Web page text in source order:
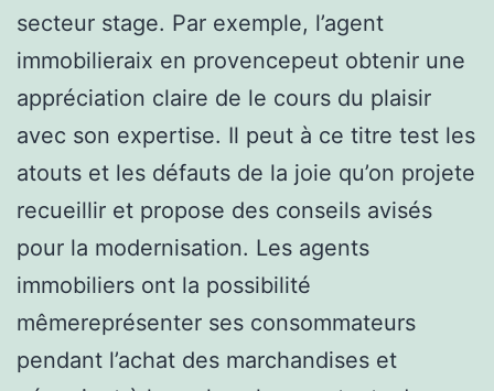
secteur stage. Par exemple, l’agent
immobilieraix en provencepeut obtenir une
appréciation claire de le cours du plaisir
avec son expertise. Il peut à ce titre test les
atouts et les défauts de la joie qu’on projete
recueillir et propose des conseils avisés
pour la modernisation. Les agents
immobiliers ont la possibilité
mêmereprésenter ses consommateurs
pendant l’achat des marchandises et